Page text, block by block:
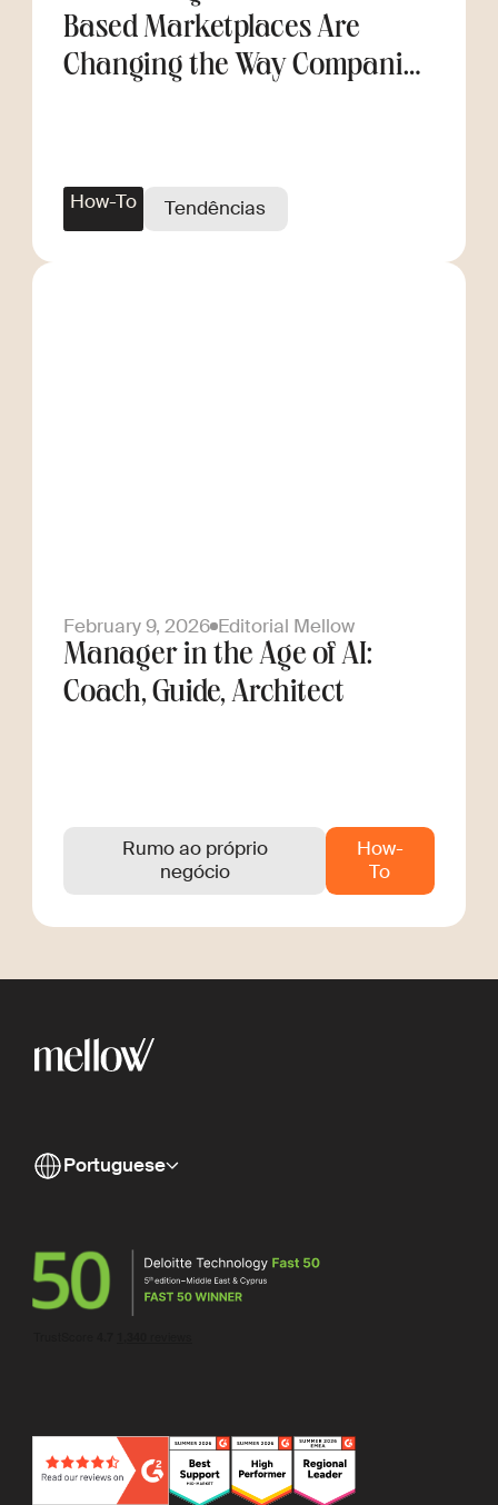
Based Marketplaces Are
Changing the Way Companies
How-To Tendências
February 9, 2026 Editorial Mellow
Manager in the Age of AI:
Coach, Guide, Architect
Rumo ao próprio
negócio
How-
To
Portuguese